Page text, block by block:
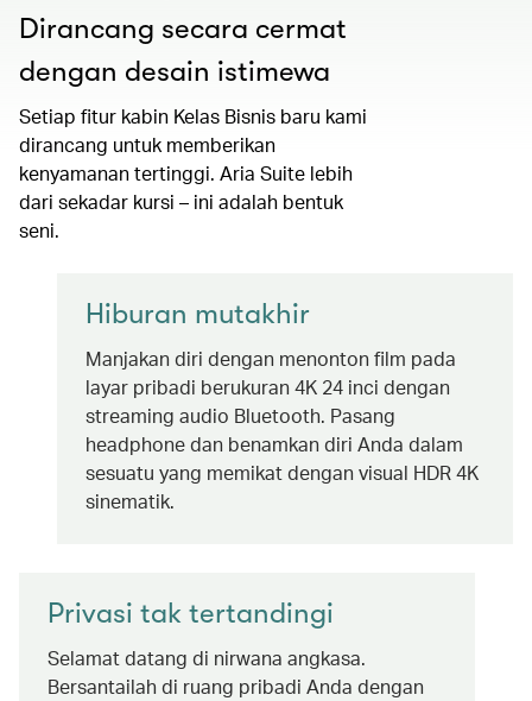
Dirancang secara cermat
dengan desain istimewa
Setiap fitur kabin Kelas Bisnis baru kami
dirancang untuk memberikan
kenyamanan tertinggi. Aria Suite lebih
dari sekadar kursi – ini adalah bentuk
seni.
Hiburan mutakhir
Manjakan diri dengan menonton film pada
layar pribadi berukuran 4K 24 inci dengan
streaming audio Bluetooth. Pasang
headphone dan benamkan diri Anda dalam
sesuatu yang memikat dengan visual HDR 4K
sinematik.
Privasi tak tertandingi
Selamat datang di nirwana angkasa.
Bersantailah di ruang pribadi Anda dengan